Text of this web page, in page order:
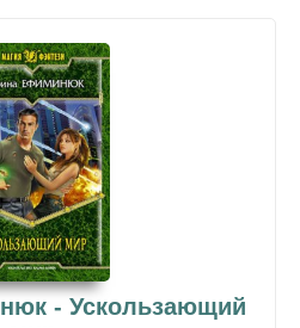
- Ускользающий